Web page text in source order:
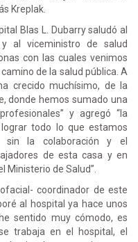
Kreplak.
Blas L. Dubarry saludó al
al viceministro de salud
con las cuales venimos
de la salud pública. A
crecido muchísimo, de la
donde hemos sumado una
y agregó “la
todo lo que estamos
sin la colaboración y el
de esta casa y en
Ministerio de Salud”.
coordinador de este
al hospital ya hace unos
sentido muy cómodo, es
trabaja en el hospital, el